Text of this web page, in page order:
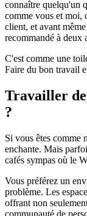
connaître quelqu'un
comme vous et moi,
client, et avant
recommandé à deux
C'est comme une
Faire du bon travail
Travailler
?
Si vous êtes comme
enchante. Mais
cafés sympas où le
Vous préférez un
problème. Les
offrant non
communauté de